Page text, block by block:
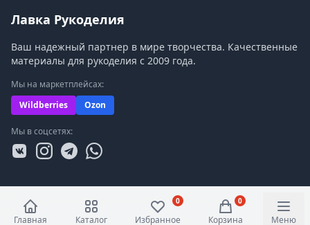
Лавка Рукоделия
Ваш надежный партнер в мире творчества. Качественные
материалы для рукоделия с 2009 года.
Мы на маркетплейсах:
Wildberries
Ozon
Мы в соцсетях:
Главная Каталог Избранное
0
Корзина
0
Меню